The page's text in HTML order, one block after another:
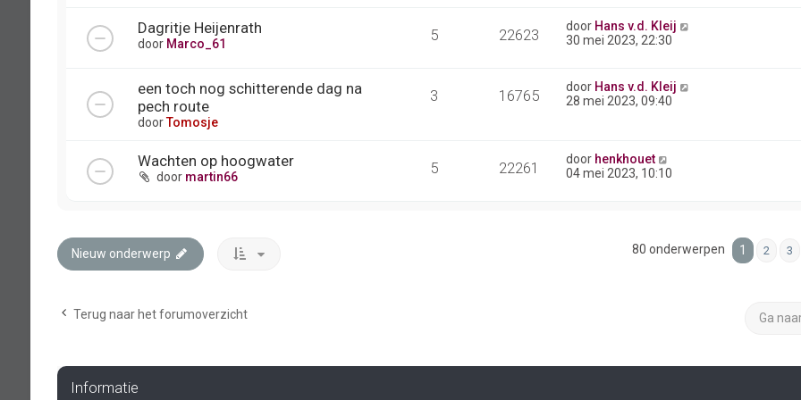
Dagritje Heijenrath
door Marco_61 5 22623 door Hans v.d. Kleij
30 mei 2023, 22:30
een toch nog schitterende dag na
pech route
doorTomosje
3 16765 door Hans v.d. Kleij
28 mei 2023, 09:40
Wachten op hoogwater
door martin66 5 22261 door henkhouet
04 mei 2023, 10:10
Nieuw onderwerp 80 onderwerpen 1 2 3
Terug naar het forumoverzicht Ga
Informatie